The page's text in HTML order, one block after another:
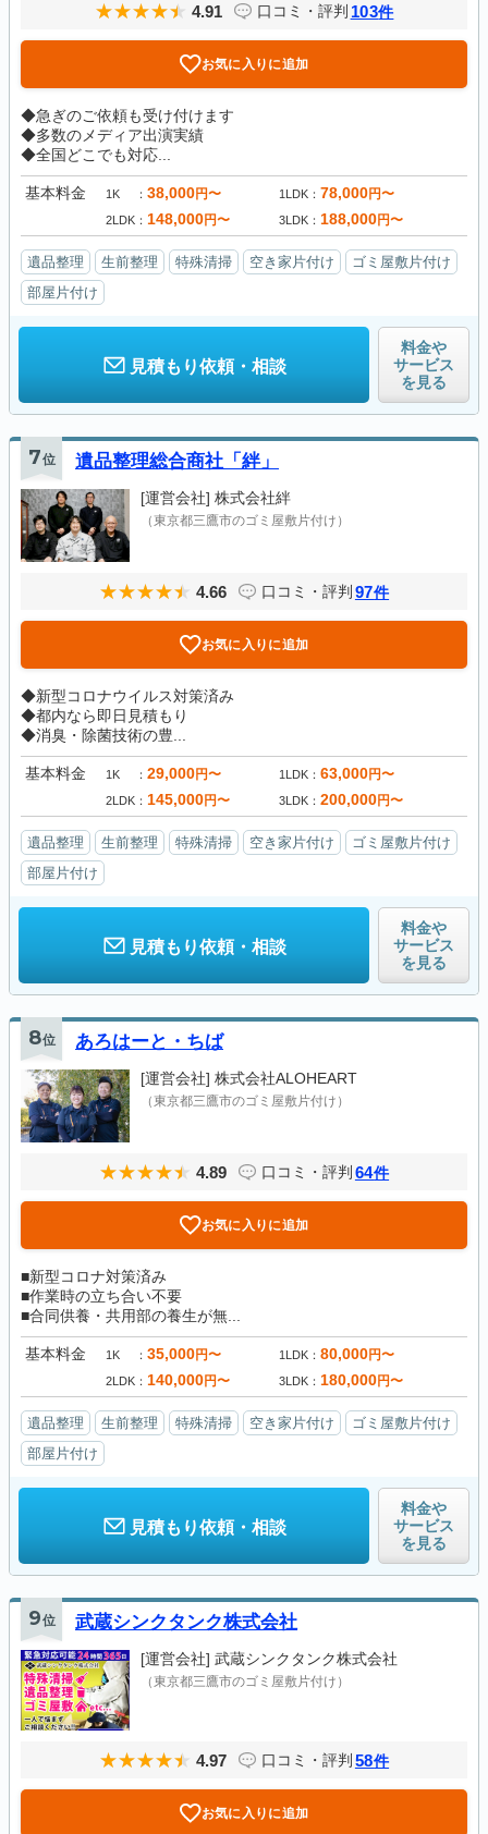
4.91 口コミ・評判 103件
お気に入りに追加
◆急ぎのご依頼も受け付けます
◆多数のメディア出演実績
◆全国どこでも対応...
基本料金 1K 38,000円〜 1LDK 78,000円〜
2LDK 148,000円〜 3LDK 188,000円〜
遺品整理 生前整理 特殊清掃 空き家片付け
ゴミ屋敷片付け
部屋片付け
見積もり依頼・相談
料金や
サービス
を見る
7位 遺品整理総合商社「絆」
[運営会社] 株式会社絆
（東京都三鷹市のゴミ屋敷片付け）
4.66 口コミ・評判 97件
お気に入りに追加
◆新型コロナウイルス対策済み
◆都内なら即日見積もり
◆消臭・除菌技術の豊...
基本料金 1K 29,000円〜 1LDK 63,000円〜
2LDK 145,000円〜 3LDK 200,000円〜
遺品整理 生前整理 特殊清掃 空き家片付け
ゴミ屋敷片付け
部屋片付け
見積もり依頼・相談
料金や
サービス
を見る
8位 あろはーと・ちば
[運営会社] 株式会社ALOHEART
（東京都三鷹市のゴミ屋敷片付け）
4.89 口コミ・評判 64件
お気に入りに追加
■新型コロナ対策済み
■作業時の立ち合い不要
■合同供養・共用部の養生が無...
基本料金 1K 35,000円〜 1LDK 80,000円〜
2LDK 140,000円〜 3LDK 180,000円〜
遺品整理 生前整理 特殊清掃 空き家片付け
ゴミ屋敷片付け
部屋片付け
見積もり依頼・相談
料金や
サービス
を見る
9位 武蔵シンクタンク株式会社
[運営会社] 武蔵シンクタンク株式会社
（東京都三鷹市のゴミ屋敷片付け）
4.97 口コミ・評判 58件
お気に入りに追加